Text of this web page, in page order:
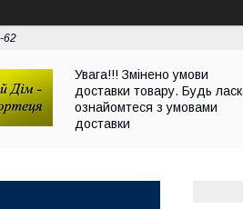
62
Увага!!! Змінено умови
доставки товару. Будь
ознайомтеся з умовами
доставки